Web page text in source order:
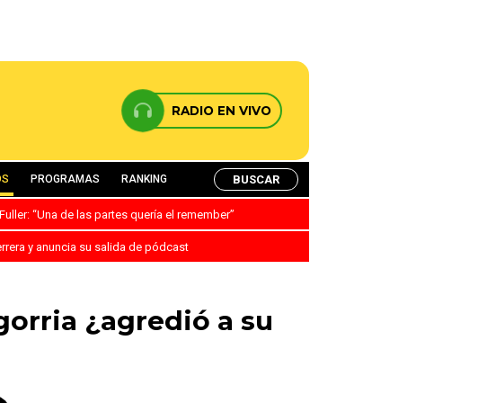
RADIO EN VIVO
PROGRAMAS RANKING BUSCAR
“Una de las partes quería el remember”
y anuncia su salida de pódcast
¿agredió a su